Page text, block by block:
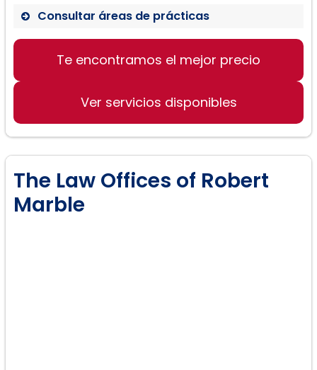
Consultar áreas de prácticas
Divorcio
Separación legal
Te encontramos el mejor precio
Ver servicios disponibles
The Law Offices of Robert
Marble